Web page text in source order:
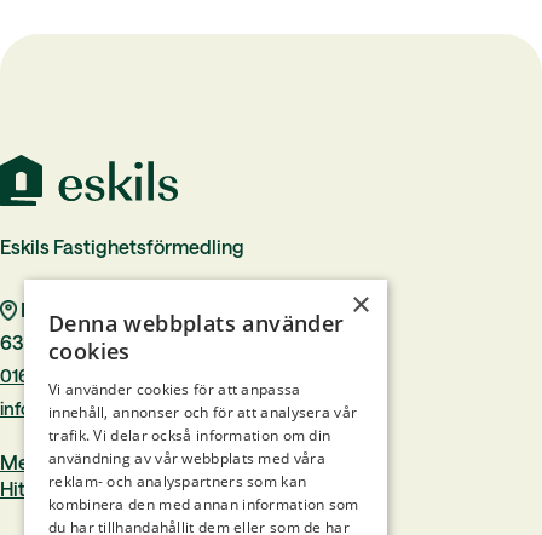
Eskils Fastighetsförmedling
Rådhustorget 7
633 40 Eskilstuna
016–244 00
info@eskilsfast.se
Medlem i Mäklarsamfundet
Hittamäklare.se
×
Denna webbplats använder
cookies
Vi använder cookies för att anpassa
innehåll, annonser och för att analysera vår
trafik. Vi delar också information om din
användning av vår webbplats med våra
reklam- och analyspartners som kan
kombinera den med annan information som
du har tillhandahållit dem eller som de har